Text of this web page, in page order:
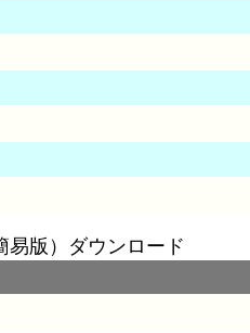
易版）ダウンロード